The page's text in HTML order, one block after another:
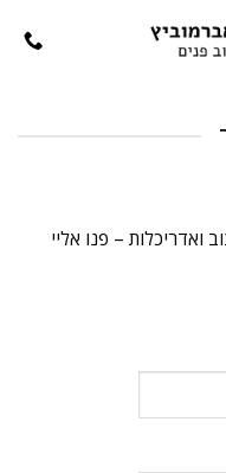
ואדריכלות – פנו אליי